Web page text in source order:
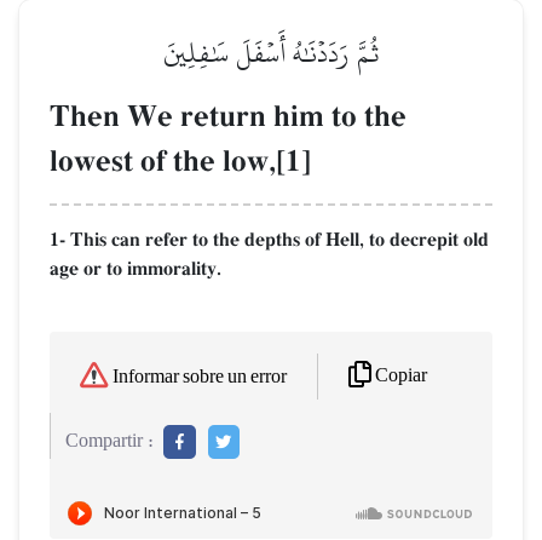
ثُمَّ رَدَدۡنَٰهُ أَسۡفَلَ سَٰفِلِينَ
Then We return him to the
lowest of the low,[1]
1- This can refer to the depths of Hell, to decrepit old
age or to immorality.
Informar sobre un error Copiar
Compartir :